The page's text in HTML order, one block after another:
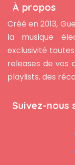
À propos
Créé en 2013,
la musique
exclusivité
releases de vos
playlists, des
Suivez-nous